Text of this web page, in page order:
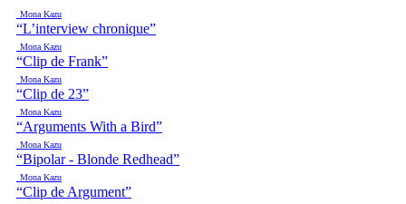
Mona Kazu
“L’interview chronique”
Mona Kazu
“Clip de Frank”
Mona Kazu
“Clip de 23”
Mona Kazu
“Arguments With a Bird”
Mona Kazu
“Bipolar - Blonde Redhead”
Mona Kazu
“Clip de Argument”